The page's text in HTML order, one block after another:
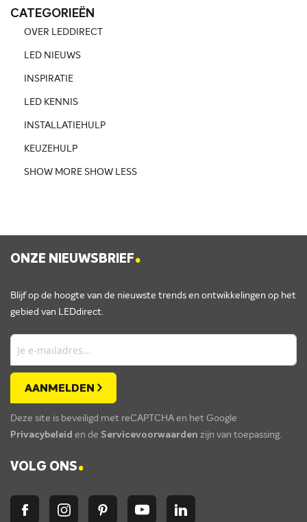
CATEGORIEËN
OVER LEDDIRECT
LED NIEUWS
INSPIRATIE
LED KENNIS
INSTALLATIEHULP
KEUZEHULP
SHOW MORE SHOW LESS
ONZE NIEUWSBRIEF.
Blijf op de hoogte van de nieuwste trends en ontwikkelingen op het
gebied van LEDdirect.
AANMELDEN
Deze site is beveiligd met reCAPTCHA en het Google
Privacybeleid en de Servicevoorwaarden zijn van toepassing.
VOLG ONS.